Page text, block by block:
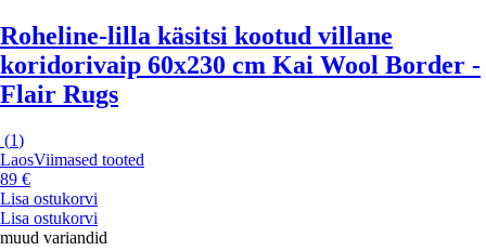
Roheline-lilla käsitsi kootud villane
koridorivaip 60x230 cm Kai Wool Border -
Flair Rugs
(1)
LaosViimased tooted
89 €
Lisa ostukorvi
Lisa ostukorvi
muud variandid